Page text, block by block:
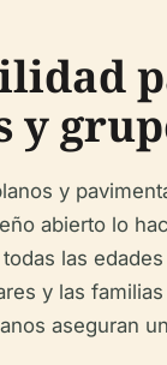
y
y
abierto lo
las
y las
aseguran